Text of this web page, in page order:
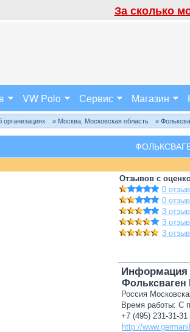
За сколько
VW Polo Сервис Магазин
» Москва, Московская область »
Отзывов с
0
0
3
3
3
Информация
Фольксваген
Россия
Время работы: С
+7 (495) 231-31-31
http://